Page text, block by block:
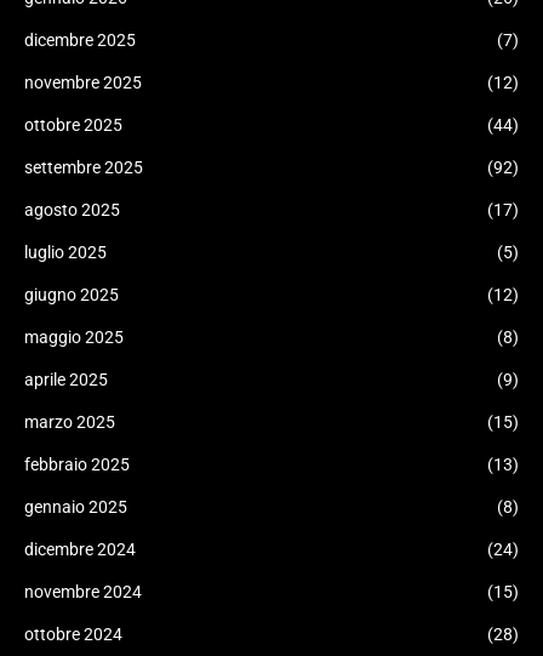
dicembre 2025 (7)
novembre 2025 (12)
ottobre 2025 (44)
settembre 2025 (92)
agosto 2025 (17)
luglio 2025 (5)
giugno 2025 (12)
maggio 2025 (8)
aprile 2025 (9)
marzo 2025 (15)
febbraio 2025 (13)
gennaio 2025 (8)
dicembre 2024 (24)
novembre 2024 (15)
ottobre 2024 (28)